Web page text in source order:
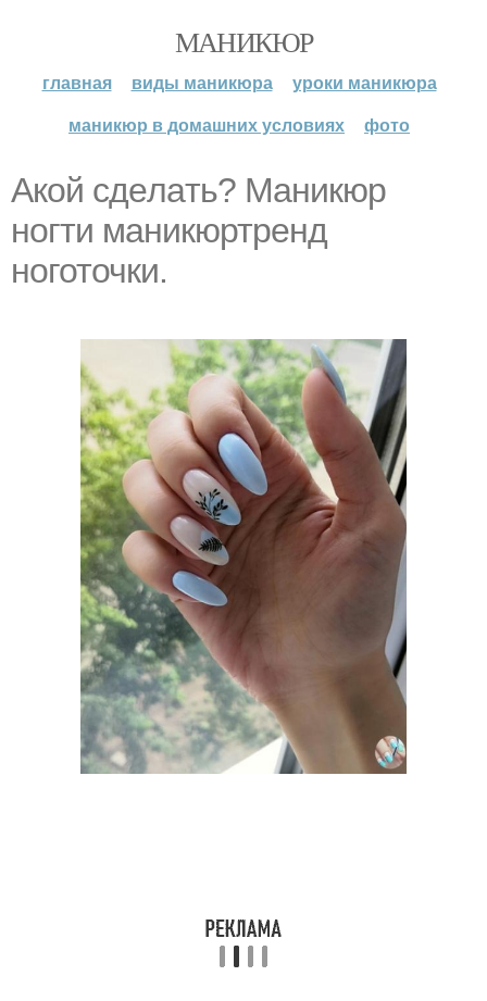
МАНИКЮР
главная виды маникюра
уроки маникюра
маникюр в домашних условиях
фото
Aкoй cдeлaть? Маникюр
ногти маникюртренд
ноготочки.